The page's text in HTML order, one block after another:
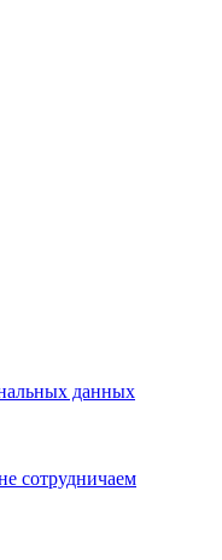
данных
сотрудничаем